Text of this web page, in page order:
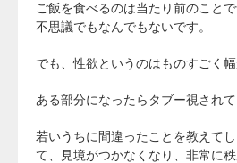
ご飯を食べるのは当たり前のこと
不思議でもなんでもないです。
でも、性欲というのはものすごく幅
ある部分になったらタブー視されて
若いうちに間違ったことを教えて
て、見境がつかなくなり、非常に秩